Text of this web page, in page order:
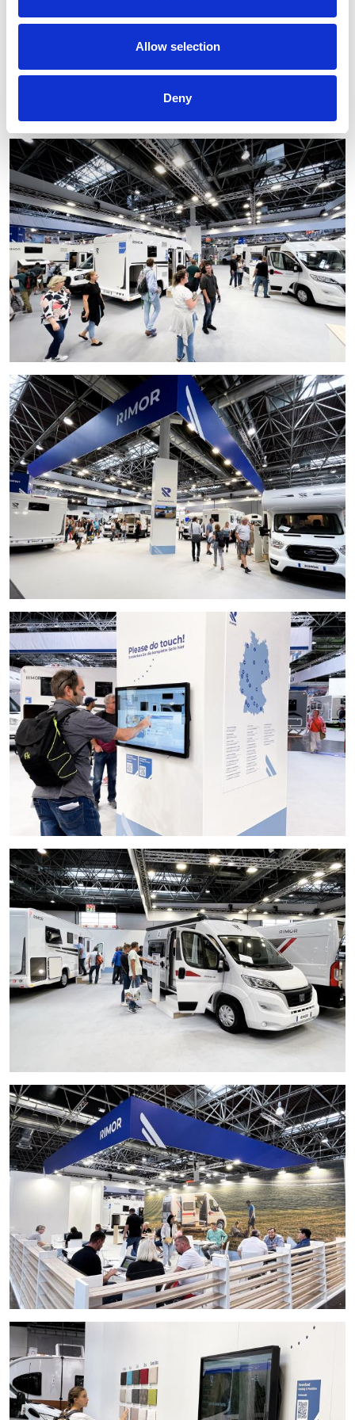
Allow selection
Deny